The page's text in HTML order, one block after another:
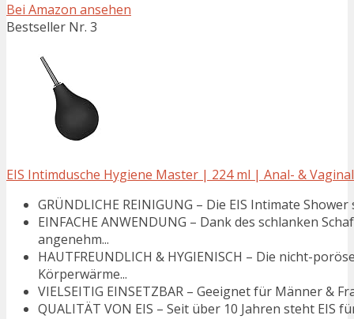
Bei Amazon ansehen
Bestseller Nr. 3
EIS Intimdusche Hygiene Master | 224 ml | Anal- &
GRÜNDLICHE REINIGUNG – Die EIS Intimate
EINFACHE ANWENDUNG – Dank des schlanken
angenehm...
HAUTFREUNDLICH & HYGIENISCH – Die nicht-
Körperwärme...
VIELSEITIG EINSETZBAR – Geeignet für Männer &
QUALITÄT VON EIS – Seit über 10 Jahren steht EIS